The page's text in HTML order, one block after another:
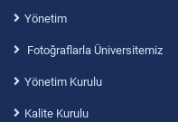
Yönetim
Fotoğraflarla Üniversitemiz
Yönetim Kurulu
Kalite Kurulu